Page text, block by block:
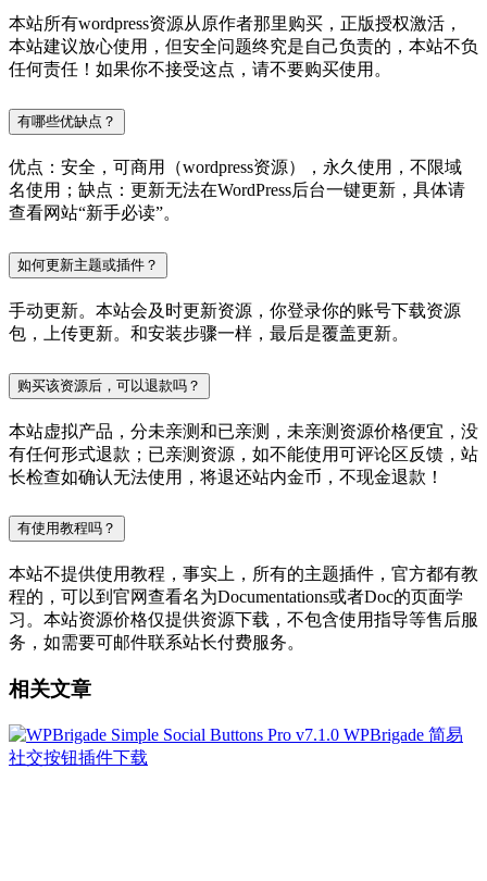
本站所有wordpress资源从原作者那里购买，正版授权激活，
本站建议放心使用，但安全问题终究是自己负责的，本站不负
任何责任！如果你不接受这点，请不要购买使用。
有哪些优缺点？
优点：安全，可商用（wordpress资源），永久使用，不限域
名使用；缺点：更新无法在WordPress后台一键更新，具体请
查看网站“新手必读”。
如何更新主题或插件？
手动更新。本站会及时更新资源，你登录你的账号下载资源
包，上传更新。和安装步骤一样，最后是覆盖更新。
购买该资源后，可以退款吗？
本站虚拟产品，分未亲测和已亲测，未亲测资源价格便宜，没
有任何形式退款；已亲测资源，如不能使用可评论区反馈，站
长检查如确认无法使用，将退还站内金币，不现金退款！
有使用教程吗？
本站不提供使用教程，事实上，所有的主题插件，官方都有教
程的，可以到官网查看名为Documentations或者Doc的页面学
习。本站资源价格仅提供资源下载，不包含使用指导等售后服
务，如需要可邮件联系站长付费服务。
相关文章